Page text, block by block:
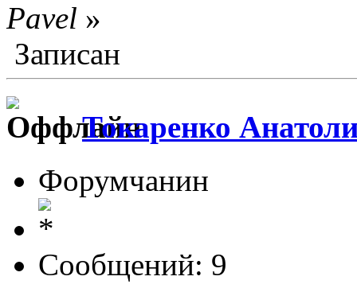
Pavel »
Записан
Токаренко
Форумчанин
Сообщений: 9